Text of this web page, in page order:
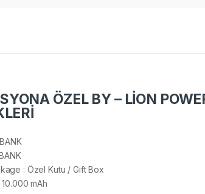
ÖZEL BY – LİON
: Özel Kutu / Gift Box
mAh